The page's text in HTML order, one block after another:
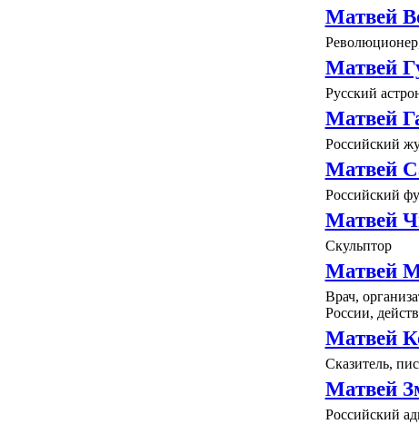
Матвей
Матвей
Русский
Матвей
Российский
Матвей
Российский
Матвей
Скульптор
Матвей
Врач,
России,
Матвей
Сказитель,
Матвей
Российский